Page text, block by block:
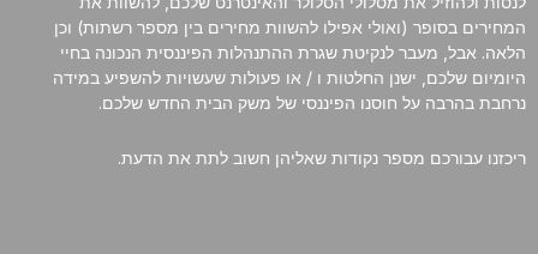
המחירים בסופר (ואולי אפילו להשוות מחירים בין מספר רשתות) וכן
הלאה. אבל, מעבר לנקיטת שגרת ההתנהלות הפיננסית הנכונה בחיי
היומיום שלכם, ישנן החלטות ו / או פעולות שעשויות להשפיע במידה
נרחבת בהרבה על חוסנו הפיננסי של משק הבית החדש שלכם.
ריכזנו עבורכם מספר נקודות שאליהן חשוב לתת את הדעת.